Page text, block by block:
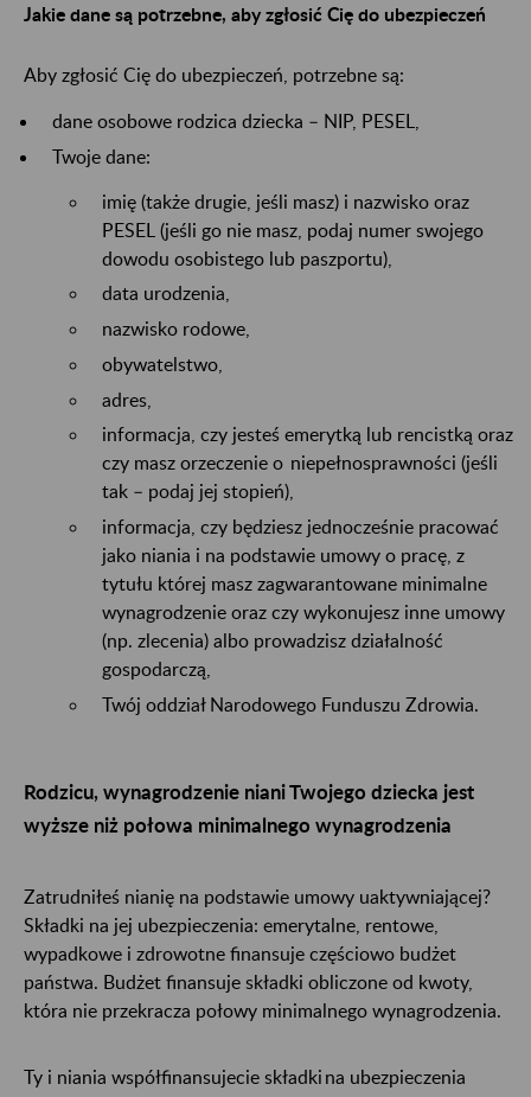
Jakie dane są potrzebne, aby zgłosić Cię do ubezpieczeń
Aby zgłosić Cię do ubezpieczeń, potrzebne są:
dane osobowe rodzica dziecka – NIP, PESEL,
Twoje dane:
imię (także drugie, jeśli masz) i nazwisko oraz
PESEL (jeśli go nie masz, podaj numer swojego
dowodu osobistego lub paszportu),
data urodzenia,
nazwisko rodowe,
obywatelstwo,
adres,
informacja, czy jesteś emerytką lub rencistką oraz
czy masz orzeczenie o niepełnosprawności (jeśli
tak – podaj jej stopień),
informacja, czy będziesz jednocześnie pracować
jako niania i na podstawie umowy o pracę, z
tytułu której masz zagwarantowane minimalne
wynagrodzenie oraz czy wykonujesz inne umowy
(np. zlecenia) albo prowadzisz działalność
gospodarczą,
Twój oddział Narodowego Funduszu Zdrowia.
Rodzicu, wynagrodzenie niani Twojego dziecka jest
wyższe niż połowa minimalnego wynagrodzenia
Zatrudniłeś nianię na podstawie umowy uaktywniającej?
Składki na jej ubezpieczenia: emerytalne, rentowe,
wypadkowe i zdrowotne finansuje częściowo budżet
państwa. Budżet finansuje składki obliczone od kwoty,
która nie przekracza połowy minimalnego wynagrodzenia.
Ty i niania współfinansujecie składki na ubezpieczenia